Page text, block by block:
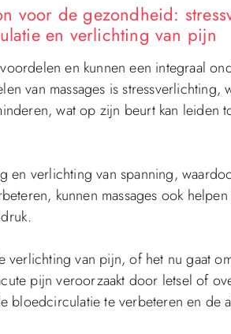
voor de gezondheid:
en verlichting van pijn
en kunnen een integraal
van massages is stressverlichting,
wat op zijn beurt kan leiden
en verlichting van spanning,
kunnen massages ook
verlichting van pijn, of het nu gaat
pijn veroorzaakt door letsel of
bloedcirculatie te verbeteren en de